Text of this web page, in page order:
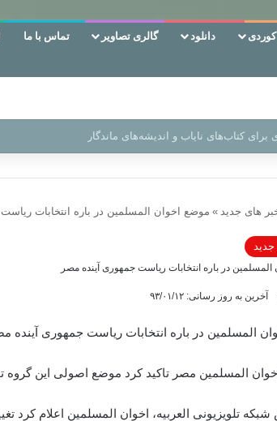
دانلود گالری تصاویر تماس با ما
راه خداست‌!
های جدید » موضع اخوان المسلمین در باره انتخابات
در باره انتخابات ریاست جمهوری آینده مصر
آخرین به روز رسانی: ۹۳/۰۱/۱۲
المسلمین در باره انتخابات ریاست جمهوری آینده
المسلمین مصر تاکید کرد موضع اصولی این گروه
تلویزیونی العربیه، اخوان المسلمین اعلام کرد